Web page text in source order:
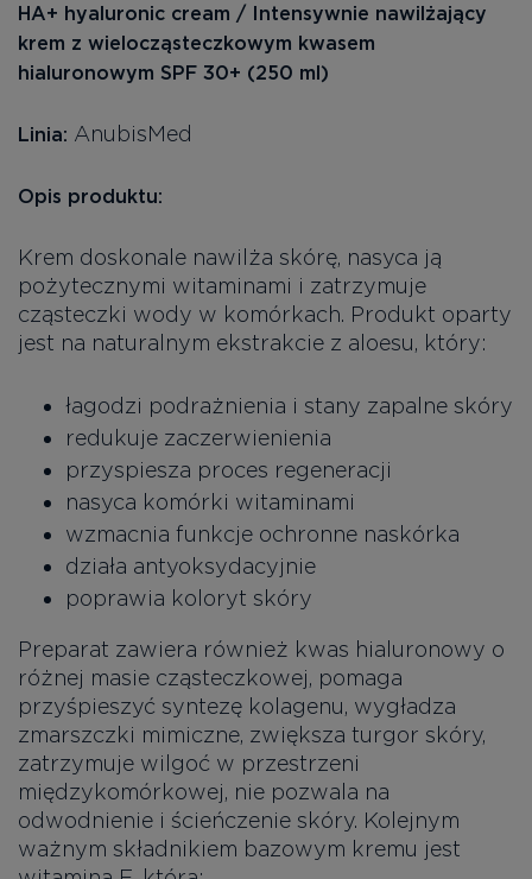
HA+ hyaluronic cream / Intensywnie nawilżający
krem z wielocząsteczkowym kwasem
hialuronowym SPF 30+ (250 ml)
Linia: AnubisMed
Opis produktu:
Krem doskonale nawilża skórę, nasyca ją
pożytecznymi witaminami i zatrzymuje
cząsteczki wody w komórkach. Produkt oparty
jest na naturalnym ekstrakcie z aloesu, który:
łagodzi podrażnienia i stany zapalne skóry
redukuje zaczerwienienia
przyspiesza proces regeneracji
nasyca komórki witaminami
wzmacnia funkcje ochronne naskórka
działa antyoksydacyjnie
poprawia koloryt skóry
Preparat zawiera również kwas hialuronowy o
różnej masie cząsteczkowej, pomaga
przyśpieszyć syntezę kolagenu, wygładza
zmarszczki mimiczne, zwiększa turgor skóry,
zatrzymuje wilgoć w przestrzeni
międzykomórkowej, nie pozwala na
odwodnienie i ścieńczenie skóry. Kolejnym
ważnym składnikiem bazowym kremu jest